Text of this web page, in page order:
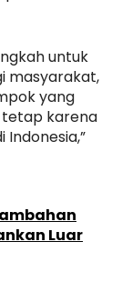
untuk
masyarakat,
yang
tetap karena
Luar